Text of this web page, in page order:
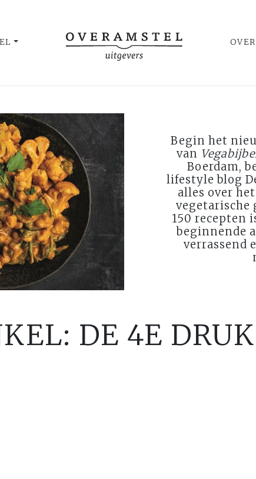
Begin het
van
Boerdam,
lifestyle blog
alles over
vegetarische
150 recepten
beginnende
verrassend
DE 4E